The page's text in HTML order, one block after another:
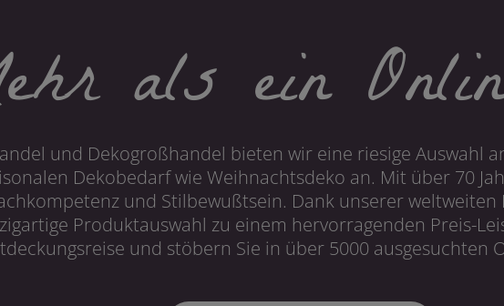
als ein
und Dekogroßhandel bieten wir eine riesige Auswahl
Dekobedarf wie Weihnachtsdeko an. Mit über 70
und Stilbewußtsein. Dank unserer
Produktauswahl zu einem hervorragenden Preis-
und stöbern Sie in über 5000 ausgesuchten